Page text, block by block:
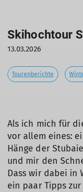
Skihochtour
13.03.2026
Tourenberichte
Als ich mich für
vor allem eines:
Hänge der
und mir den
Dass wir dabei in
ein paar Tipps